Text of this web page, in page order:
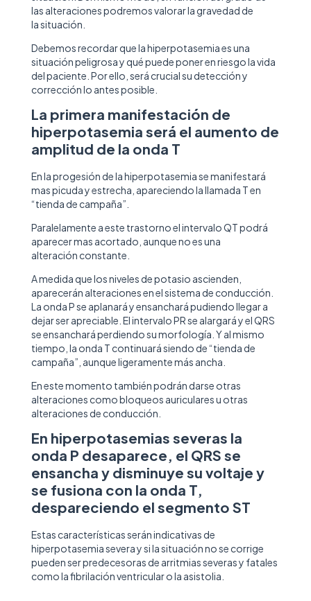
las alteraciones podremos valorar la gravedad de
la situación.
Debemos recordar que la hiperpotasemia es una
situación peligrosa y qué puede poner en riesgo la vida
del paciente. Por ello, será crucial su detección y
corrección lo antes posible.
La primera manifestación de
hiperpotasemia será el aumento de
amplitud de la onda T
En la progesión de la hiperpotasemia se manifestará
mas picuda y estrecha, apareciendo la llamada T en
“tienda de campaña”.
Paralelamente a este trastorno el intervalo QT podrá
aparecer mas acortado, aunque no es una
alteración constante.
A medida que los niveles de potasio ascienden,
aparecerán alteraciones en el sistema de conducción.
La onda P se aplanará y ensanchará pudiendo llegar a
dejar ser apreciable. El intervalo PR se alargará y el QRS
se ensanchará perdiendo su morfología. Y al mismo
tiempo, la onda T continuará siendo de “tienda de
campaña”, aunque ligeramente más ancha.
En este momento también podrán darse otras
alteraciones como bloqueos auriculares u otras
alteraciones de conducción.
En hiperpotasemias severas la
onda P desaparece, el QRS se
ensancha y disminuye su voltaje y
se fusiona con la onda T,
despareciendo el segmento ST
Estas características serán indicativas de
hiperpotasemia severa y si la situación no se corrige
pueden ser predecesoras de arritmias severas y fatales
como la fibrilación ventricular o la asistolia.